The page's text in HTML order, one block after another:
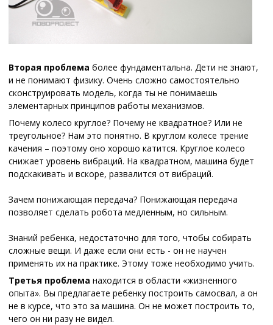
Вторая проблема более фундаментальна. Дети не знают,
и не понимают физику. Очень сложно самостоятельно
сконструировать модель, когда ты не понимаешь
элементарных принципов работы механизмов.
Почему колесо круглое? Почему не квадратное? Или не
треугольное? Нам это понятно. В круглом колесе трение
качения – поэтому оно хорошо катится. Круглое колесо
снижает уровень вибраций. На квадратном, машина будет
подскакивать и вскоре, развалится от вибраций.
Зачем понижающая передача? Понижающая передача
позволяет сделать робота медленным, но сильным.
Знаний ребенка, недостаточно для того, чтобы собирать
сложные вещи. И даже если они есть - он не научен
применять их на практике. Этому тоже необходимо учить.
Третья проблема находится в области «жизненного
опыта». Вы предлагаете ребенку построить самосвал, а он
не в курсе, что это за машина. Он не может построить то,
чего он ни разу не видел.